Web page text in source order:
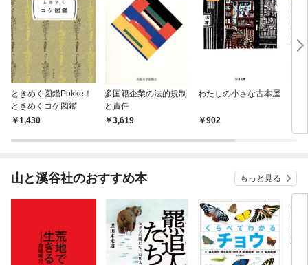
ときめく図鑑Pokke！
ときめくコケ図鑑
1,430
多国籍企業の法的規制
と責任
3,619
わたしの小さな古本屋
902
山と溪谷社のおすすめ本 もっと見る